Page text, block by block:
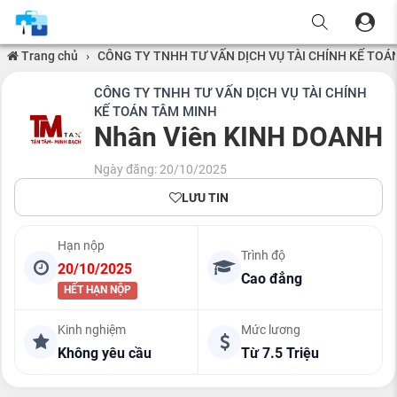
Trang chủ › CÔNG TY TNHH TƯ VẤN DỊCH VỤ TÀI CHÍNH KẾ
CÔNG TY TNHH TƯ VẤN DỊCH VỤ TÀI CHÍNH
KẾ TOÁN TÂM MINH
Nhân Viên KINH DOANH
Ngày đăng: 20/10/2025
LƯU TIN
Hạn nộp
20/10/2025
HẾT HẠN NỘP
Trình độ
Cao đẳng
Kinh nghiệm
Không yêu cầu
Mức lương
Từ 7.5 Triệu